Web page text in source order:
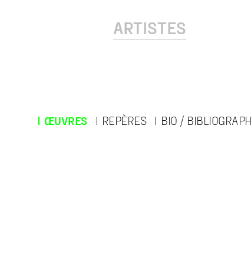
ARTISTES
ŒUVRES REPÈRES BIO /